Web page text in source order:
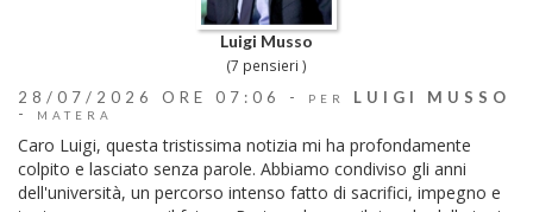
Luigi Musso
(7 pensieri )
28/07/2026 ORE 07:06 - PER
LUIGI MUSSO
-
MATERA
Caro Luigi, questa tristissima notizia mi ha profondamente
colpito e lasciato senza parole. Abbiamo condiviso gli anni
dell'università, un percorso intenso fatto di sacrifici, impegno e